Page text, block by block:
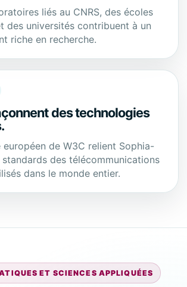
liés au CNRS, des écoles
des universités contribuent à un
riche en recherche.
des technologies
européen de W3C relient Sophia-
des télécommunications
dans le monde entier.
ET SCIENCES APPLIQUÉES